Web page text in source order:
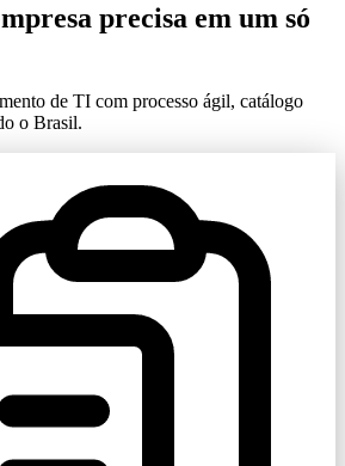
precisa em um só
de TI com processo ágil, catálogo
o Brasil.